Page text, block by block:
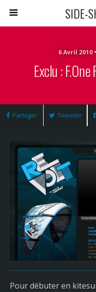
SIDE-
6 Avril 2010
Exclu :
Partager Tweeter
Pour débuter en